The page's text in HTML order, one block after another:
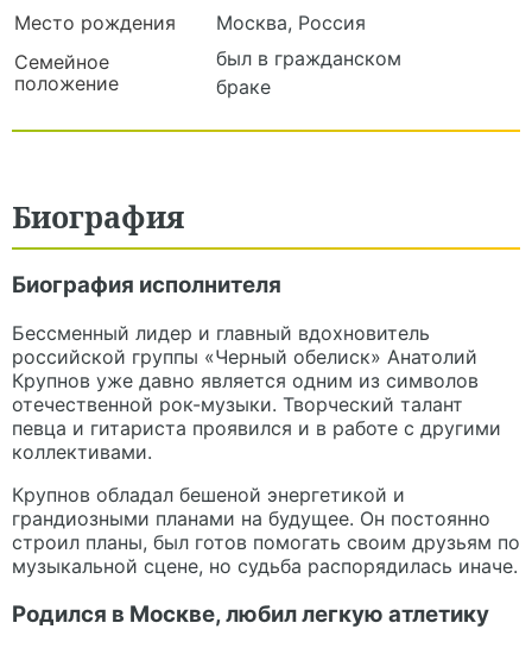
Место рождения
Москва, Россия
Семейное
положение
был в гражданском
браке
Биография
Биография исполнителя
Бессменный лидер и главный вдохновитель
российской группы «Черный обелиск» Анатолий
Крупнов уже давно является одним из символов
отечественной рок-музыки. Творческий талант
певца и гитариста проявился и в работе с другими
коллективами.
Крупнов обладал бешеной энергетикой и
грандиозными планами на будущее. Он постоянно
строил планы, был готов помогать своим друзьям по
музыкальной сцене, но судьба распорядилась иначе.
Родился в Москве, любил легкую атлетику